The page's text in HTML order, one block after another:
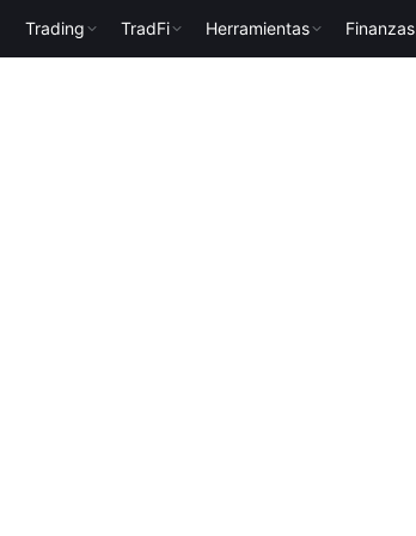
Trading TradFi Herramientas Finanzas